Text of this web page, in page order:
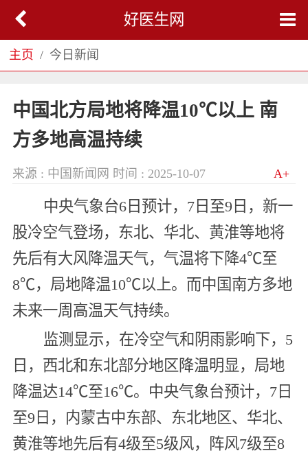
好医生网
主页 今日新闻
中国北方局地将降温10℃以上 南
方多地高温持续
来源 : 中国新闻网 时间 : 2025-10-07 A+
中央气象台6日预计，7日至9日，新一
股冷空气登场，东北、华北、黄淮等地将
先后有大风降温天气，气温将下降4℃至
8℃，局地降温10℃以上。而中国南方多地
未来一周高温天气持续。
监测显示，在冷空气和阴雨影响下，5
日，西北和东北部分地区降温明显，局地
降温达14℃至16℃。中央气象台预计，7日
至9日，内蒙古中东部、东北地区、华北、
黄淮等地先后有4级至5级风，阵风7级至8